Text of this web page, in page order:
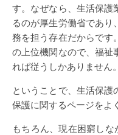
す。なぜなら、生活保護
るのが厚生労働省であ
務を担う存在だからです
の上位機関なので、福祉
れば従うしかありません。
ということで、生活保
保護に関するページをよ
もちろん、現在困窮し